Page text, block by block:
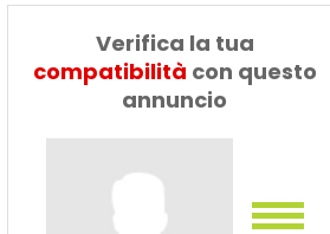
Dillo a un
amico
Verifica la tua
compatibilità con questo
annuncio